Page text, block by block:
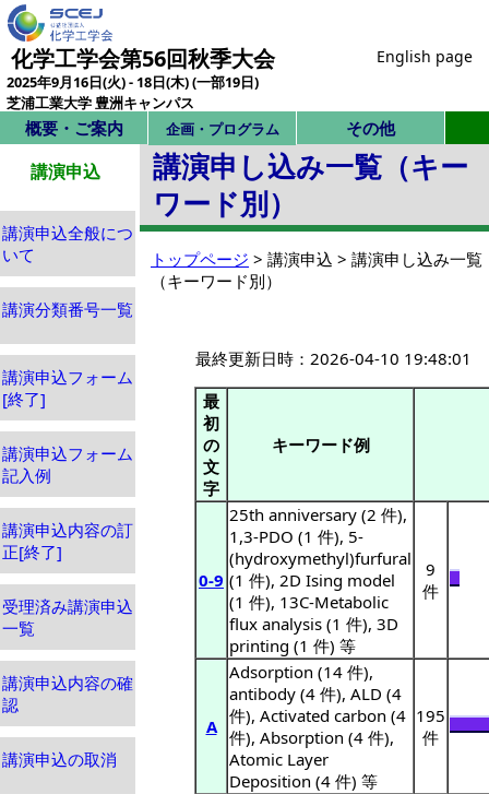
化学工学会第56回秋季大会
2025年9月16日(火) - 18日(木) (一部19日)
芝浦工業大学 豊洲キャンパス
English page
概要・ご案内 企画・プログラム その他
講演申込
講演申込全般につ
いて
講演分類番号一覧
講演申込フォーム
[終了]
講演申込フォーム
記入例
講演申込内容の訂
正[終了]
受理済み講演申込
一覧
講演申込内容の確
認
講演申込の取消
講演申し込み一覧（キー
ワード別）
トップページ > 講演申込 > 講演申し込み一覧
（キーワード別）
最終更新日時：2026-04-10 19:48:01
最
初
の
文
字
キーワード例
0-9
25th anniversary (2 件),
1,3-PDO (1 件), 5-
(hydroxymethyl)furfural
(1 件), 2D Ising model
(1 件), 13C-Metabolic
flux analysis (1 件), 3D
printing (1 件) 等
9
件
A
Adsorption (14 件),
antibody (4 件), ALD (4
件), Activated carbon (4
件), Absorption (4 件),
Atomic Layer
Deposition (4 件) 等
195
件